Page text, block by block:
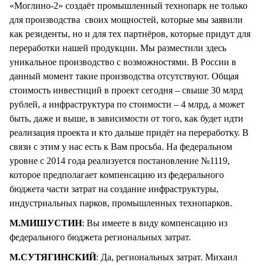
«Моглино-2» создаёт промышленный технопарк не только
для производства своих мощностей, которые мы заявили
как резиденты, но и для тех партнёров, которые придут для
переработки нашей продукции. Мы разместили здесь
уникальное производство с возможностями. В России в
данный момент такие производства отсутствуют. Общая
стоимость инвестиций в проект сегодня – свыше 30 млрд
рублей, а инфраструктура по стоимости – 4 млрд, а может
быть, даже и выше, в зависимости от того, как будет идти
реализация проекта и кто дальше придёт на переработку. В
связи с этим у нас есть к Вам просьба. На федеральном
уровне с 2014 года реализуется постановление №1119,
которое предполагает компенсацию из федерального
бюджета части затрат на создание инфраструктуры,
индустриальных парков, промышленных технопарков.
М.МИШУСТИН: Вы имеете в виду компенсацию из
федерального бюджета региональных затрат.
М.СУТЯГИНСКИЙ: Да, региональных затрат. Михаил